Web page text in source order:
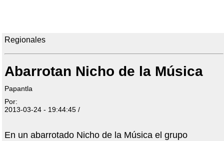
Regionales
Abarrotan Nicho de la Música
Papantla
Por:
2013-03-24 - 19:44:45 /
En un abarrotado Nicho de la Música el grupo